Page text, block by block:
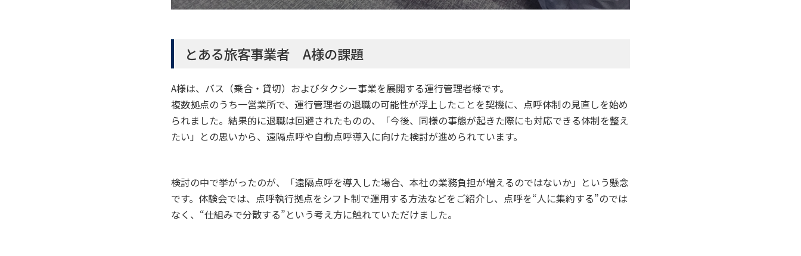
とある旅客事業者 A様の課題
A様は、バス（乗合・貸切）およびタクシー事業を展開する運行管理者様です。
複数拠点のうち一営業所で、運行管理者の退職の可能性が浮上したことを契機に、点呼体制の見直しを始め
られました。結果的に退職は回避されたものの、「今後、同様の事態が起きた際にも対応できる体制を整え
たい」との思いから、遠隔点呼や自動点呼導入に向けた検討が進められています。
検討の中で挙がったのが、「遠隔点呼を導入した場合、本社の業務負担が増えるのではないか」という懸念
です。体験会では、点呼執行拠点をシフト制で運用する方法などをご紹介し、点呼を“人に集約する”のでは
なく、“仕組みで分散する”という考え方に触れていただけました。